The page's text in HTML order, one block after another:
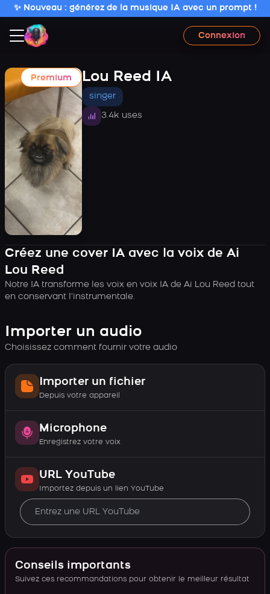
✨ Nouveau : générez de la musique IA avec un prompt !
Connexion
Premium Lou Reed IA
singer
3.4k uses
Créez une cover IA avec la voix de Ai
Lou Reed
Notre IA transforme les voix en voix IA de Ai Lou Reed tout
en conservant l’instrumentale.
Importer un audio
Choisissez comment fournir votre audio
Importer un fichier
Depuis votre appareil
Microphone
Enregistrez votre voix
URL YouTube
Importez depuis un lien YouTube
Conseils importants
Suivez ces recommandations pour obtenir le meilleur résultat